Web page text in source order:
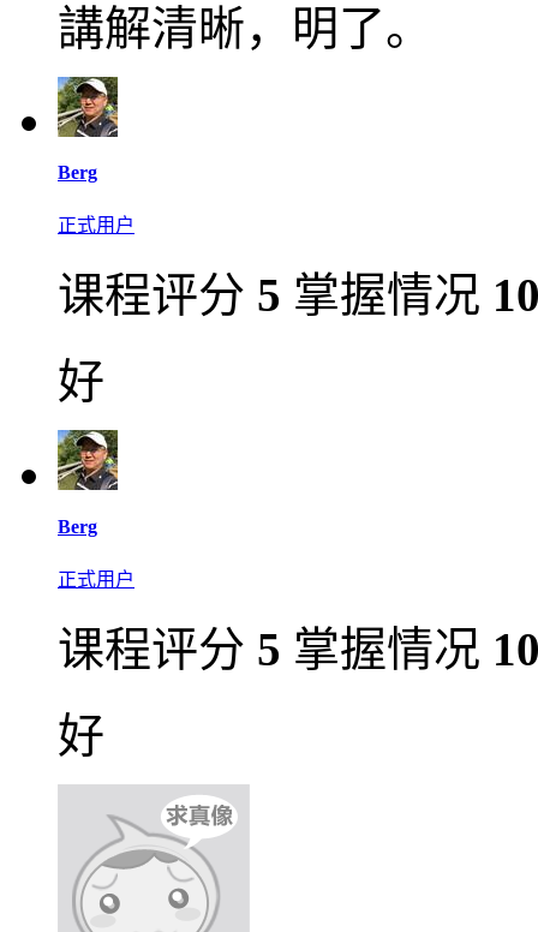
講解清晰，明了。
Berg
正式用户
课程评分 5 掌握情况
好
Berg
正式用户
课程评分 5 掌握情况
好